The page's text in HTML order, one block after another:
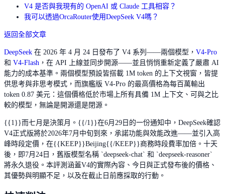
V4 是否與我現有的 OpenAI 或 Claude 工具相容？
我可以透過OrcaRouter使用DeepSeek V4嗎？
返回全部文章
DeepSeek 在 2026 年 4 月 24 日發布了 V4 系列——兩個模型， V4-Pro
和 V4-Flash ，在 API 上線並同步開源——並且悄悄重新定義了嚴肅 AI
能力的成本基準。兩個模型預設皆搭載 1M token 的上下文視窗，皆提
供思考與非思考模式，而旗艦版 V4-Pro 的最高價格為每百萬輸出
token 0.87 美元：這個價格低於市場上所有具備 1M 上下文、可與之比
較的模型，無論是開源還是閉源。
{{1}}而七月是決策月。{{/1}}在6月29日的一份通知中，DeepSeek確認
V4正式版將於2026年7月中旬到來，承諾功能與效能改進——並引入高
峰時段定價，在{{KEEP}}Beijing{{/KEEP}}商務時段費率加倍。十天
後，即7月24日，舊版模型名稱 `deepseek-chat` 和 `deepseek-reasoner`
將永久退役。本評測涵蓋V4的實際內容、今日與正式發布後的價格、
其優勢與明顯不足，以及在截止日前應採取的行動。